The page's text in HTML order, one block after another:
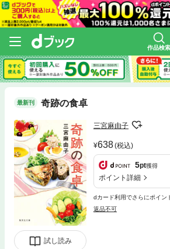
作品検索
最新刊 奇跡の食卓
試し読み
三宮麻由子
638(税込)
5pt獲得
ポイント詳細
dカード利用でさらにポイン
返品不可